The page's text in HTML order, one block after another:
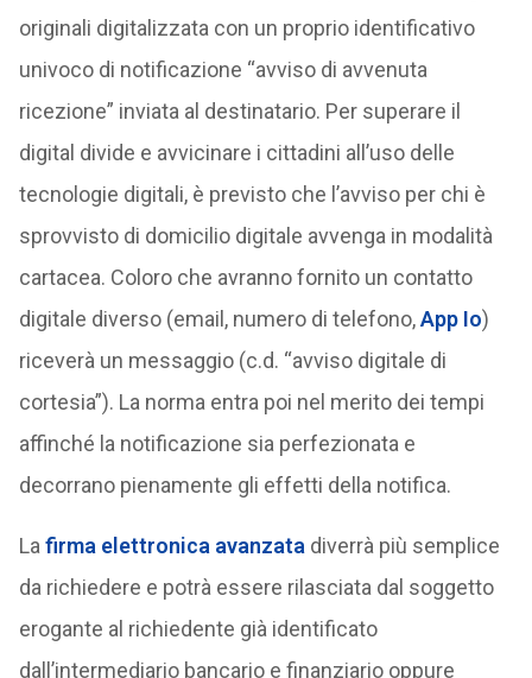
originali digitalizzata con un proprio identificativo
univoco di notificazione “avviso di avvenuta
ricezione” inviata al destinatario. Per superare il
digital divide e avvicinare i cittadini all’uso delle
tecnologie digitali, è previsto che l’avviso per chi è
sprovvisto di domicilio digitale avvenga in modalità
cartacea. Coloro che avranno fornito un contatto
digitale diverso (email, numero di telefono,App Io)
riceverà un messaggio (c.d. “avviso digitale di
cortesia”). La norma entra poi nel merito dei tempi
affinché la notificazione sia perfezionata e
decorrano pienamente gli effetti della notifica.
La firma elettronica avanzata diverrà più semplice
da richiedere e potrà essere rilasciata dal soggetto
erogante al richiedente già identificato
dall’intermediario bancario e finanziario oppure